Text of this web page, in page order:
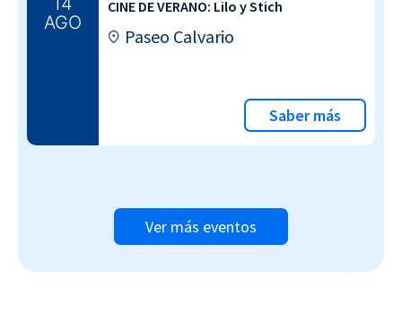
AGO
CINE DE VERANO: Lilo y Stich
Paseo Calvario
Saber más
Ver más eventos